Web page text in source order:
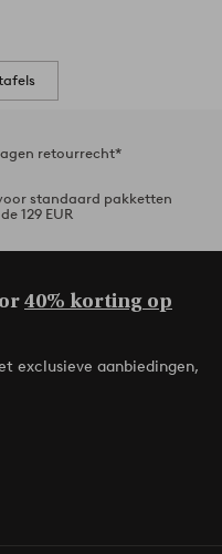
retourrecht*
standaard pakketten
129 EUR
40% korting op
exclusieve aanbiedingen,